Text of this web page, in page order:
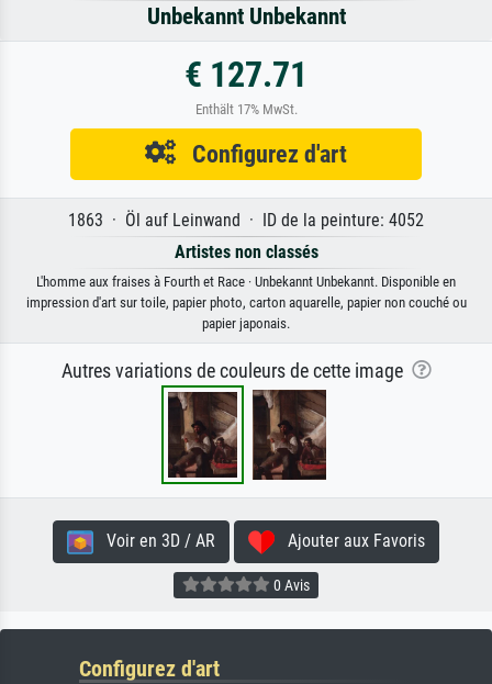
Unbekannt Unbekannt
€ 127.71
Enthält 17% MwSt.
Configurez d'art
1863 · Öl auf Leinwand · ID de la peinture: 4052
Artistes non classés
L'homme aux fraises à Fourth et Race · Unbekannt Unbekannt. Disponible en
impression d'art sur toile, papier photo, carton aquarelle, papier non couché ou
papier japonais.
Autres variations de couleurs de cette image
Voir en 3D / AR Ajouter aux Favoris
0 Avis
Configurez d'art